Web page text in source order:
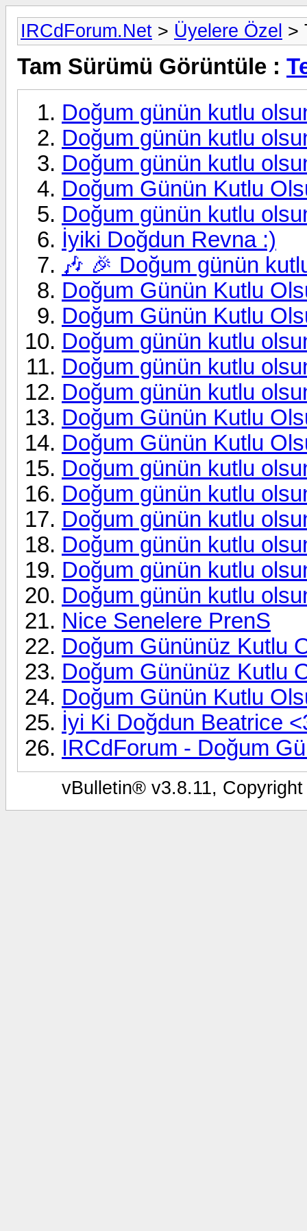
IRCdForum.Net > Üyelere Özel >
Tam Sürümü Görüntüle :
Doğum günün kutlu
Doğum günün kutlu
Doğum günün kutlu
Doğum Günün Kutlu
Doğum günün kutlu
İyiki Doğdun Revna :)
🎶 🎉 Doğum günün
Doğum Günün Kutlu
Doğum Günün Kutlu
Doğum günün kutlu
Doğum günün kutlu
Doğum günün kutlu
Doğum Günün Kutlu
Doğum Günün Kutlu
Doğum günün kutlu
Doğum günün kutlu
Doğum günün kutlu
Doğum günün kutlu
Doğum günün kutlu
Doğum günün kutlu
Nice Senelere PrenS
Doğum Gününüz Kutlu
Doğum Gününüz Kutlu
Doğum Günün Kutlu
İyi Ki Doğdun Beatrice
IRCdForum - Doğum
vBulletin® v3.8.11,